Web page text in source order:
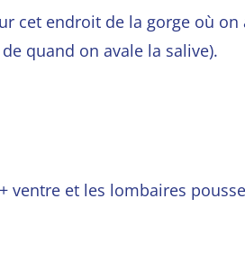
cet endroit de la gorge où on
quand on avale la salive).
ventre et les lombaires